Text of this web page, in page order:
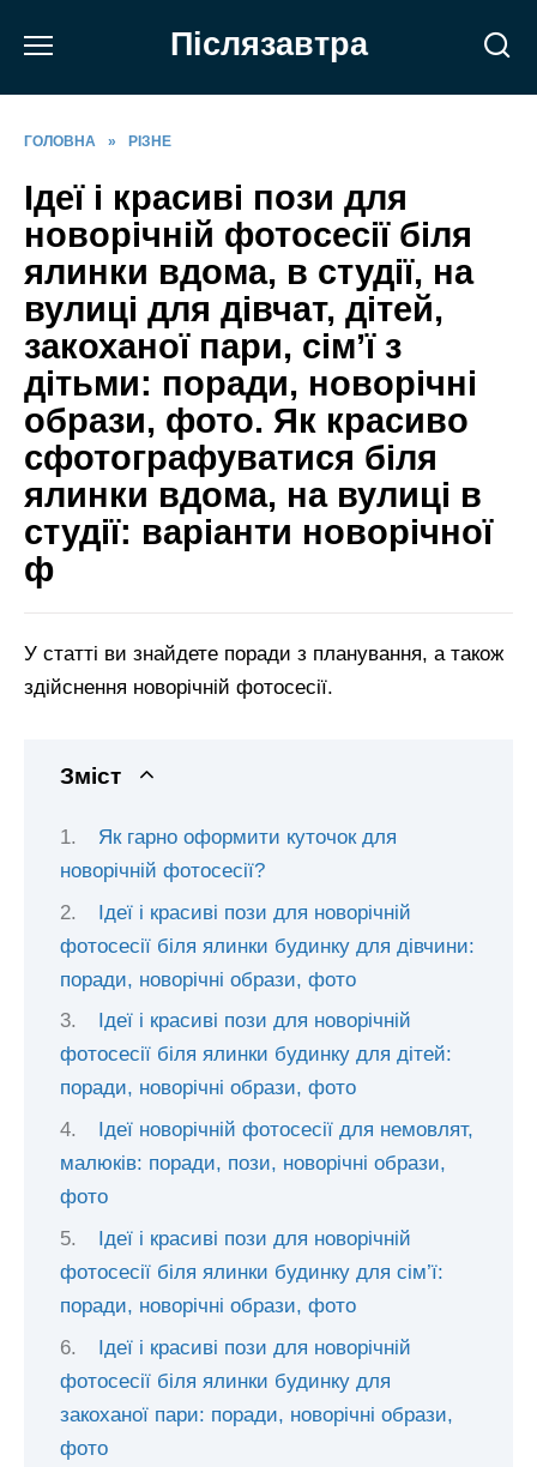
Післязавтра
ГОЛОВНА » РІЗНЕ
Ідеї і красиві пози для
новорічній фотосесії біля
ялинки вдома, в студії, на
вулиці для дівчат, дітей,
закоханої пари, сім’ї з
дітьми: поради, новорічні
образи, фото. Як красиво
сфотографуватися біля
ялинки вдома, на вулиці в
студії: варіанти новорічної
ф
У статті ви знайдете поради з планування, а також
здійснення новорічній фотосесії.
Зміст
Як гарно оформити куточок для
новорічній фотосесії?
Ідеї і красиві пози для новорічній
фотосесії біля ялинки будинку для дівчини:
поради, новорічні образи, фото
Ідеї і красиві пози для новорічній
фотосесії біля ялинки будинку для дітей:
поради, новорічні образи, фото
Ідеї новорічній фотосесії для немовлят,
малюків: поради, пози, новорічні образи,
фото
Ідеї і красиві пози для новорічній
фотосесії біля ялинки будинку для сім’ї:
поради, новорічні образи, фото
Ідеї і красиві пози для новорічній
фотосесії біля ялинки будинку для
закоханої пари: поради, новорічні образи,
фото